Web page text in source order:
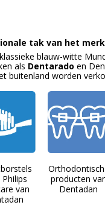
tak van het
blauw-witte
als Dentarado en
buitenland worden
van
producten
Dentadan